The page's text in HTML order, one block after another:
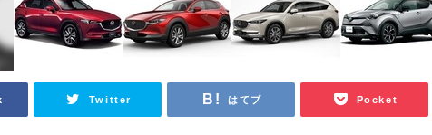
Twitter はてブ Pocket